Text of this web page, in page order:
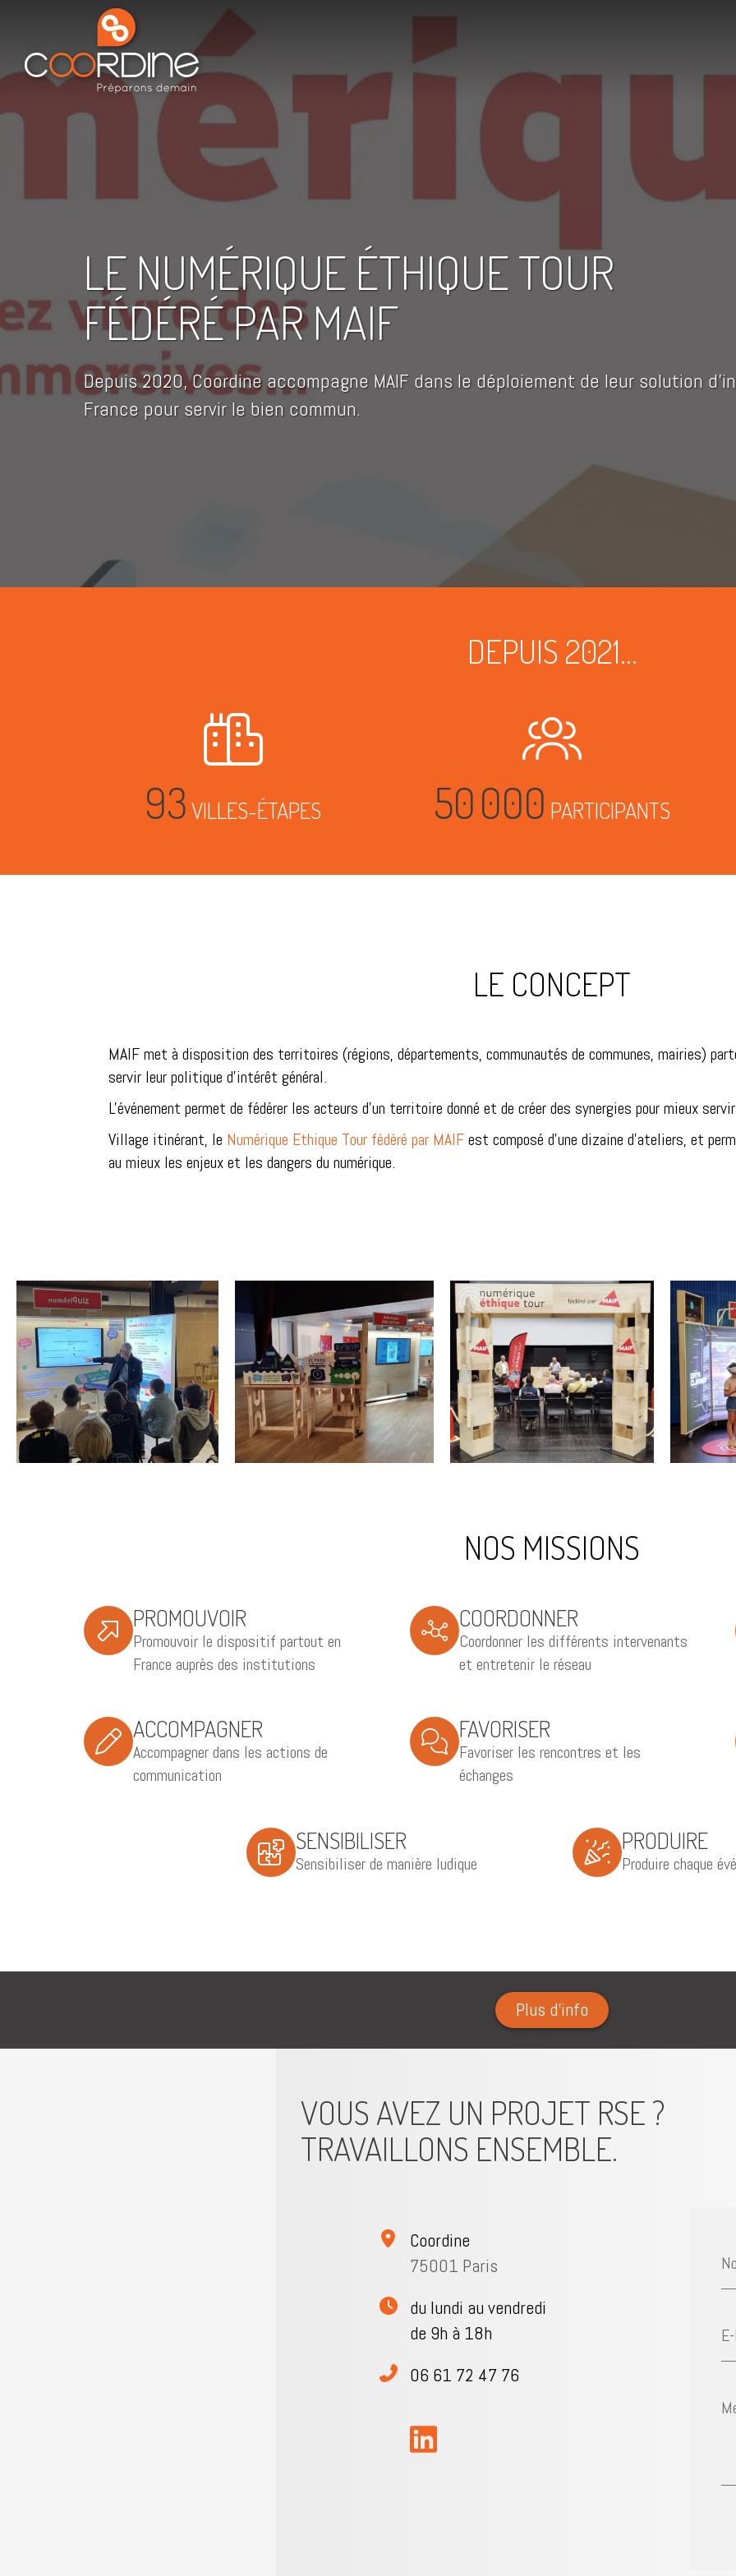
LE NUMÉRIQUE ÉTHIQUE TOUR
FÉDÉRÉ PAR MAIF
Depuis 2020, Coordine accompagne MAIF dans le déploiement de leur solution
France pour servir le bien commun.
DEPUIS 2021...
93 VILLES-ÉTAPES 50 000 PARTICIPANTS
LE CONCEPT
MAIF met à disposition des territoires (régions, départements, communautés de communes, mairies)
servir leur politique d'intérêt général.
L'événement permet de fédérer les acteurs d'un territoire donné et de créer des synergies pour mieux
Village itinérant, le Numérique Ethique Tour fédéré par MAIFest composé d'une dizaine d'ateliers, et
au mieux les enjeux et les dangers du numérique.
NOS MISSIONS
PROMOUVOIR
Promouvoir le dispositif partout en
France auprès des institutions
COORDONNER
Coordonner les différents intervenants
et entretenir le réseau
ACCOMPAGNER
Accompagner dans les actions de
communication
FAVORISER
Favoriser les rencontres et les
échanges
SENSIBILISER
Sensibiliser de manière ludique
PRODUIRE
Produire chaque
Plus d'info
VOUS AVEZ UN PROJET RSE ?
TRAVAILLONS ENSEMBLE.
Coordine
75001 Paris
du lundi au vendredi
de 9h à 18h
06 61 72 47 76